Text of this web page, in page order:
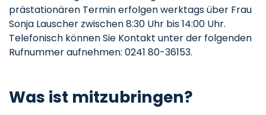
prästationären Termin erfolgen werktags über Frau
Sonja Lauscher zwischen 8:30 Uhr bis 14:00 Uhr.
Telefonisch können Sie Kontakt unter der folgenden
Rufnummer aufnehmen: 0241 80-36153.
Was ist mitzubringen?